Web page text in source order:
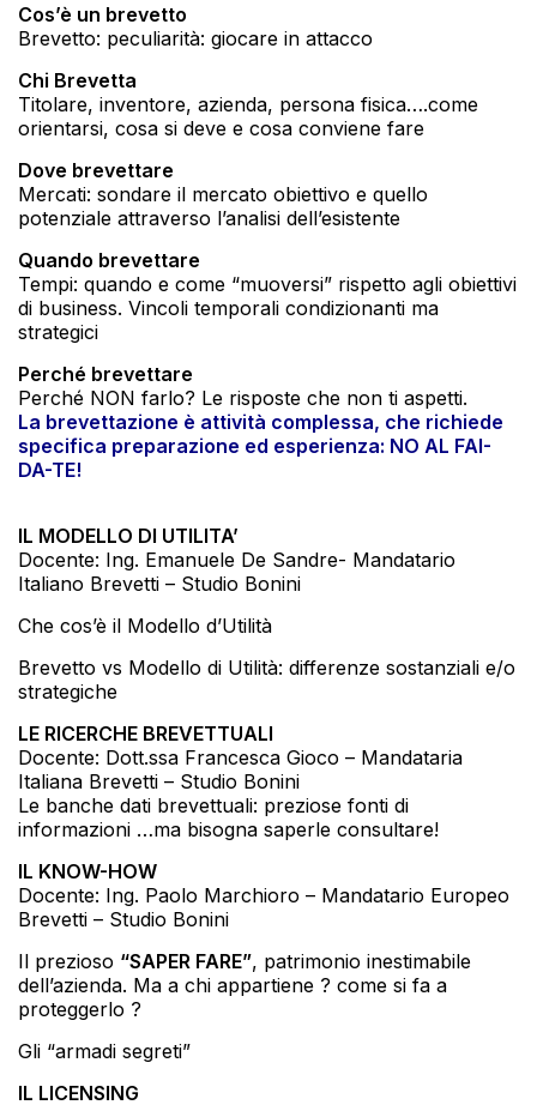
Cos’è un brevetto
Brevetto: peculiarità: giocare in attacco
Chi Brevetta
Titolare, inventore, azienda, persona fisica….come
orientarsi, cosa si deve e cosa conviene fare
Dove brevettare
Mercati: sondare il mercato obiettivo e quello
potenziale attraverso l’analisi dell’esistente
Quando brevettare
Tempi: quando e come “muoversi” rispetto agli obiettivi
di business. Vincoli temporali condizionanti ma
strategici
Perché brevettare
Perché NON farlo? Le risposte che non ti aspetti.
La brevettazione è attività complessa, che richiede
specifica preparazione ed esperienza: NO AL FAI-
DA-TE!
IL MODELLO DI UTILITA’
Docente: Ing. Emanuele De Sandre- Mandatario
Italiano Brevetti – Studio Bonini
Che cos’è il Modello d’Utilità
Brevetto vs Modello di Utilità: differenze sostanziali e/o
strategiche
LE RICERCHE BREVETTUALI
Docente: Dott.ssa Francesca Gioco – Mandataria
Italiana Brevetti – Studio Bonini
Le banche dati brevettuali: preziose fonti di
informazioni …ma bisogna saperle consultare!
IL KNOW-HOW
Docente: Ing. Paolo Marchioro – Mandatario Europeo
Brevetti – Studio Bonini
Il prezioso “SAPER FARE”, patrimonio inestimabile
dell’azienda. Ma a chi appartiene ? come si fa a
proteggerlo ?
Gli “armadi segreti”
IL LICENSING